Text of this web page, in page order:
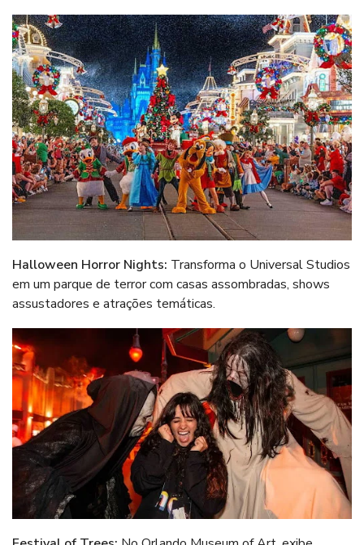
Halloween Horror Nights: Transforma o Universal Studios
em um parque de terror com casas assombradas, shows
assustadores e atrações temáticas.